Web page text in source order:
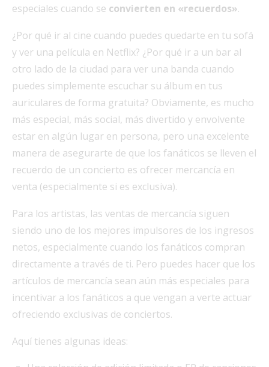
especiales cuando se convierten en «recuerdos».
¿Por qué ir al cine cuando puedes quedarte en tu sofá
y ver una película en Netflix? ¿Por qué ir a un bar al
otro lado de la ciudad para ver una banda cuando
puedes simplemente escuchar su álbum en tus
auriculares de forma gratuita? Obviamente, es mucho
más especial, más social, más divertido y envolvente
estar en algún lugar en persona, pero una excelente
manera de asegurarte de que los fanáticos se lleven el
recuerdo de un concierto es ofrecer mercancía en
venta (especialmente si es exclusiva).
Para los artistas, las ventas de mercancía siguen
siendo uno de los mejores impulsores de los ingresos
netos, especialmente cuando los fanáticos compran
directamente a través de ti. Pero puedes hacer que los
artículos de mercancía sean aún más especiales para
incentivar a los fanáticos a que vengan a verte actuar
ofreciendo exclusivas de conciertos.
Aquí tienes algunas ideas: